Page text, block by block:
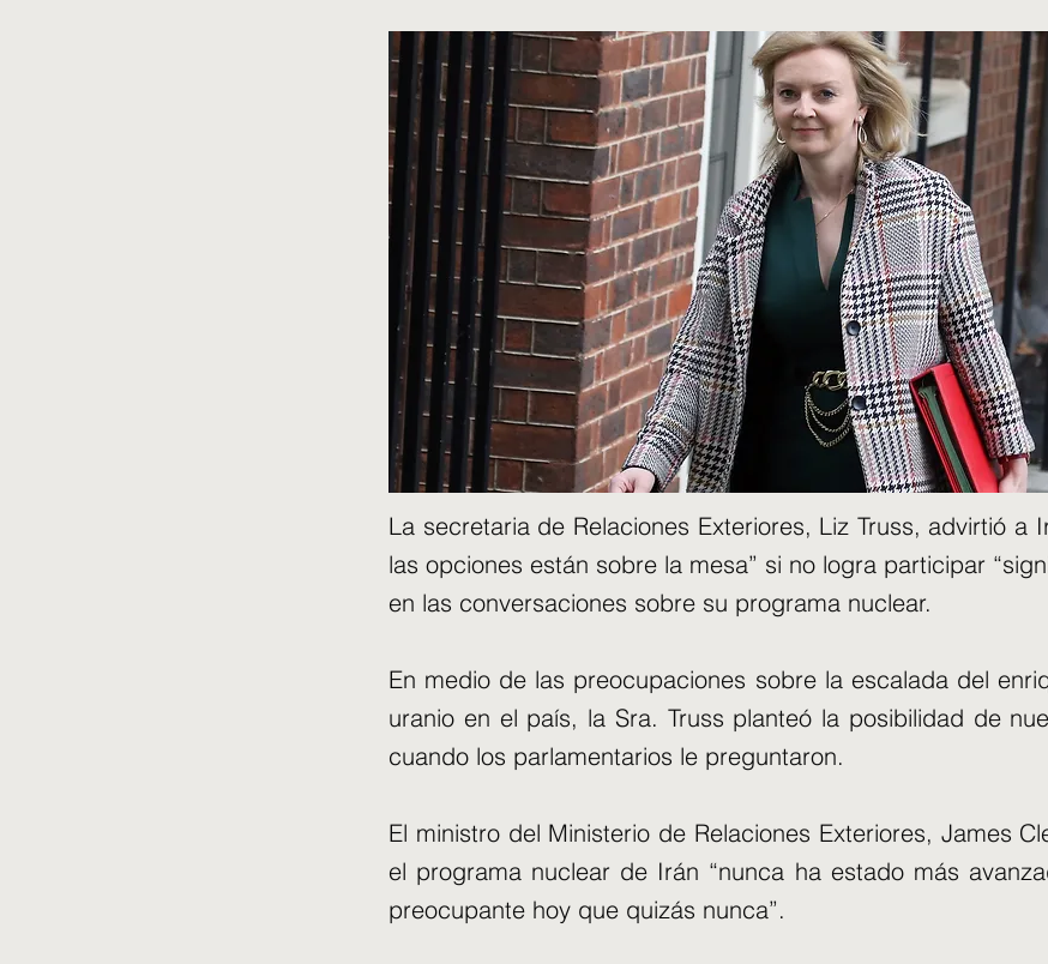
La secretaria de Relaciones Exteriores, Liz Truss, advirtió a
las opciones están sobre la mesa” si no logra participar
en las conversaciones sobre su programa nuclear.
En medio de las preocupaciones sobre la escalada del
uranio en el país, la Sra. Truss planteó la posibilidad de
cuando los parlamentarios le preguntaron.
El ministro del Ministerio de Relaciones Exteriores, James
el programa nuclear de Irán “nunca ha estado más
preocupante hoy que quizás nunca”.